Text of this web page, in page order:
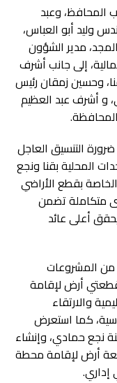
المحافظ، وعبد
وليد أبو العباس،
مدير الشؤون
إلى جانب أشرف
وحسين زمقان رئيس
و أشرف عبد العظيم
التنسيق العاجل
المحلية بقنا ونجع
بقطع الأراضي
متكاملة تضمن
أعلى عائد
من المشروعات
قطعتي أرض لإقامة
والارتقاء
كما استعرض
نجع حمادي، وإنشاء
أرض لإقامة محطة
إداري.